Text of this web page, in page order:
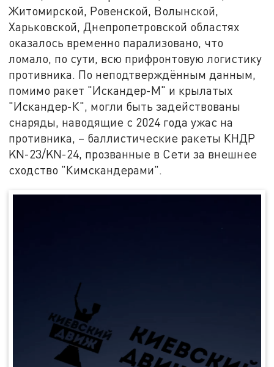
Житомирской, Ровенской, Волынской,
Харьковской, Днепропетровской областях
оказалось временно парализовано, что
ломало, по сути, всю прифронтовую логистику
противника. По неподтверждённым данным,
помимо ракет "Искандер-М" и крылатых
"Искандер-К", могли быть задействованы
снаряды, наводящие с 2024 года ужас на
противника, – баллистические ракеты КНДР
KN-23/KN-24, прозванные в Сети за внешнее
сходство "Кимскандерами".